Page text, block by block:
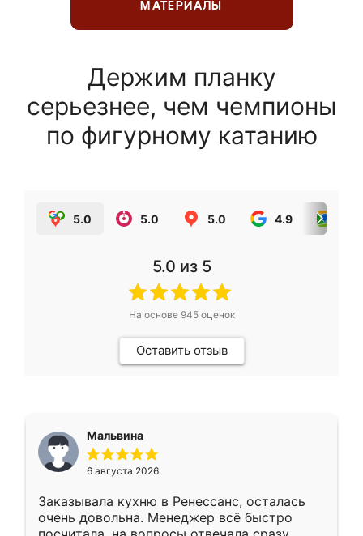
МАТЕРИАЛЫ
Держим планку
серьезнее, чем чемпионы
по фигурному катанию
5.0 5.0 5.0 4.9
5.0 из 5
На основе 945оценок
Оставить отзыв
Мальвина
6 августа 2026
Заказывала кухню в Ренессанс, осталась
очень довольна. Менеджер всё быстро